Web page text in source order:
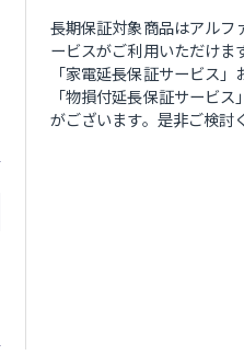
長期保証対象商品はアルフ
ービスがご利用いただけま
「家電延長保証サービス
「物損付延長保証サービス
がございます。是非ご検討